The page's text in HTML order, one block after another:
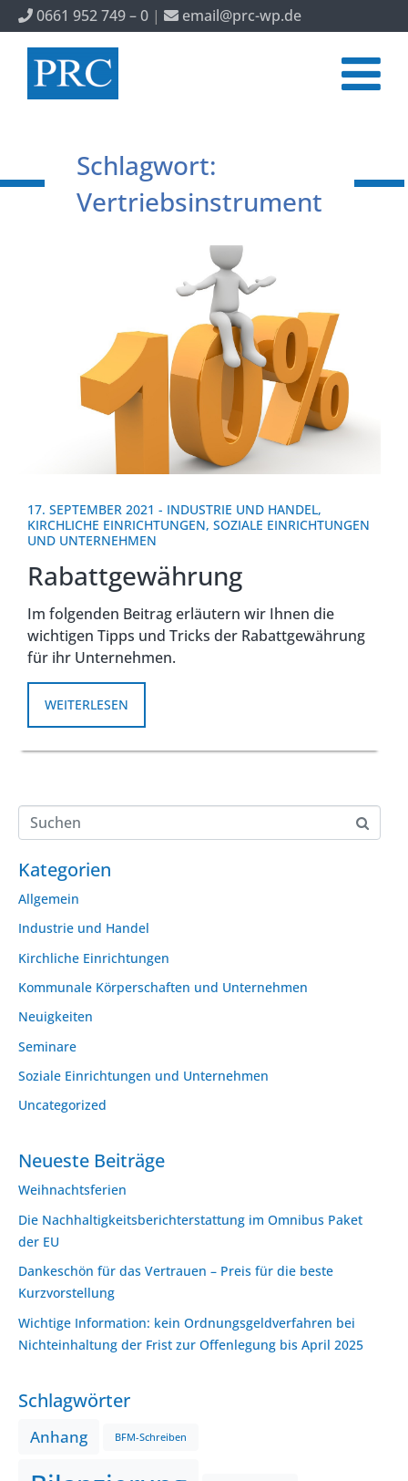
0661 952 749 – 0 | email@prc-wp.de
Schlagwort:
Vertriebsinstrument
17. SEPTEMBER 2021 - INDUSTRIE UND HANDEL,
KIRCHLICHE EINRICHTUNGEN, SOZIALE EINRICHTUNGEN
UND UNTERNEHMEN
Rabattgewährung
Im folgenden Beitrag erläutern wir Ihnen die
wichtigen Tipps und Tricks der Rabattgewährung
für ihr Unternehmen.
WEITERLESEN
Kategorien
Allgemein
Industrie und Handel
Kirchliche Einrichtungen
Kommunale Körperschaften und Unternehmen
Neuigkeiten
Seminare
Soziale Einrichtungen und Unternehmen
Uncategorized
Neueste Beiträge
Weihnachtsferien
Die Nachhaltigkeitsberichterstattung im Omnibus Paket
der EU
Dankeschön für das Vertrauen – Preis für die beste
Kurzvorstellung
Wichtige Information: kein Ordnungsgeldverfahren bei
Nichteinhaltung der Frist zur Offenlegung bis April 2025
Schlagwörter
Anhang BFM-Schreiben